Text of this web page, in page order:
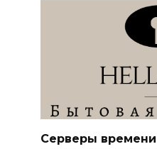
Серверы